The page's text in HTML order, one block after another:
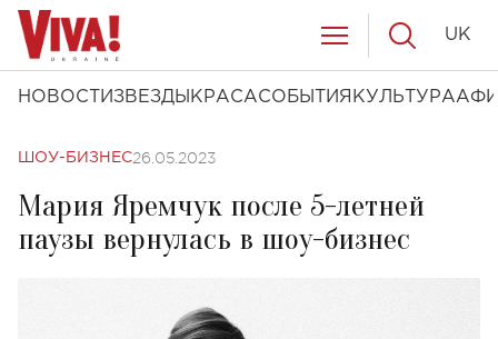
НОВОСТИ ЗВЕЗДЫ КРАСАСОБЫТИЯ КУЛЬТУРА
UK
ШОУ-БИЗНЕС26.05.2023
Мария Яремчук после 5-летней
паузы вернулась в шоу-бизнес